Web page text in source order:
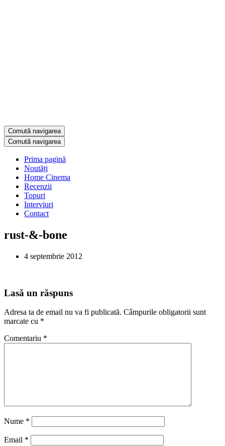
Comută navigarea
Comută navigarea
Prima pagină
Noutăți
Home Cinema
Recenzii
Topuri
Interviuri
Contact
rust-&-bone
4 septembrie 2012
Lasă un răspuns
Adresa ta de email nu va fi publicată. Câmpurile obligatorii sunt
marcate cu *
Comentariu *
Nume *
Email *